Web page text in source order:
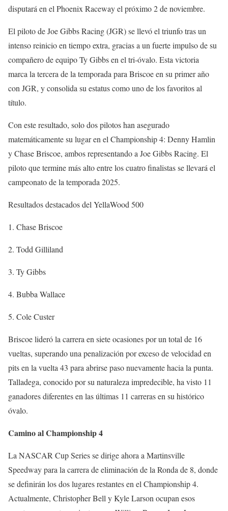
disputará en el Phoenix Raceway el próximo 2 de noviembre.
El piloto de Joe Gibbs Racing (JGR) se llevó el triunfo tras un
intenso reinicio en tiempo extra, gracias a un fuerte impulso de su
compañero de equipo Ty Gibbs en el tri-óvalo. Esta victoria
marca la tercera de la temporada para Briscoe en su primer año
con JGR, y consolida su estatus como uno de los favoritos al
título.
Con este resultado, solo dos pilotos han asegurado
matemáticamente su lugar en el Championship 4: Denny Hamlin
y Chase Briscoe, ambos representando a Joe Gibbs Racing. El
piloto que termine más alto entre los cuatro finalistas se llevará el
campeonato de la temporada 2025.
Resultados destacados del YellaWood 500
1. Chase Briscoe
2. Todd Gilliland
3. Ty Gibbs
4. Bubba Wallace
5. Cole Custer
Briscoe lideró la carrera en siete ocasiones por un total de 16
vueltas, superando una penalización por exceso de velocidad en
pits en la vuelta 43 para abrirse paso nuevamente hacia la punta.
Talladega, conocido por su naturaleza impredecible, ha visto 11
ganadores diferentes en las últimas 11 carreras en su histórico
óvalo.
Camino al Championship 4
La NASCAR Cup Series se dirige ahora a Martinsville
Speedway para la carrera de eliminación de la Ronda de 8, donde
se definirán los dos lugares restantes en el Championship 4.
Actualmente, Christopher Bell y Kyle Larson ocupan esos